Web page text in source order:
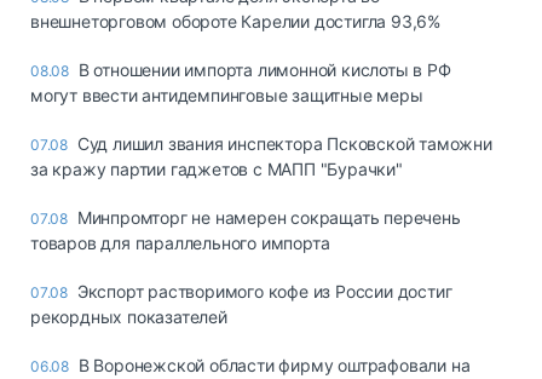
внешнеторговом обороте Карелии достигла 93,6%
08.08 В отношении импорта лимонной кислоты в РФ
могут ввести антидемпинговые защитные меры
07.08 Суд лишил звания инспектора Псковской таможни
за кражу партии гаджетов с МАПП "Бурачки"
07.08 Минпромторг не намерен сокращать перечень
товаров для параллельного импорта
07.08 Экспорт растворимого кофе из России достиг
рекордных показателей
06.08 В Воронежской области фирму оштрафовали на